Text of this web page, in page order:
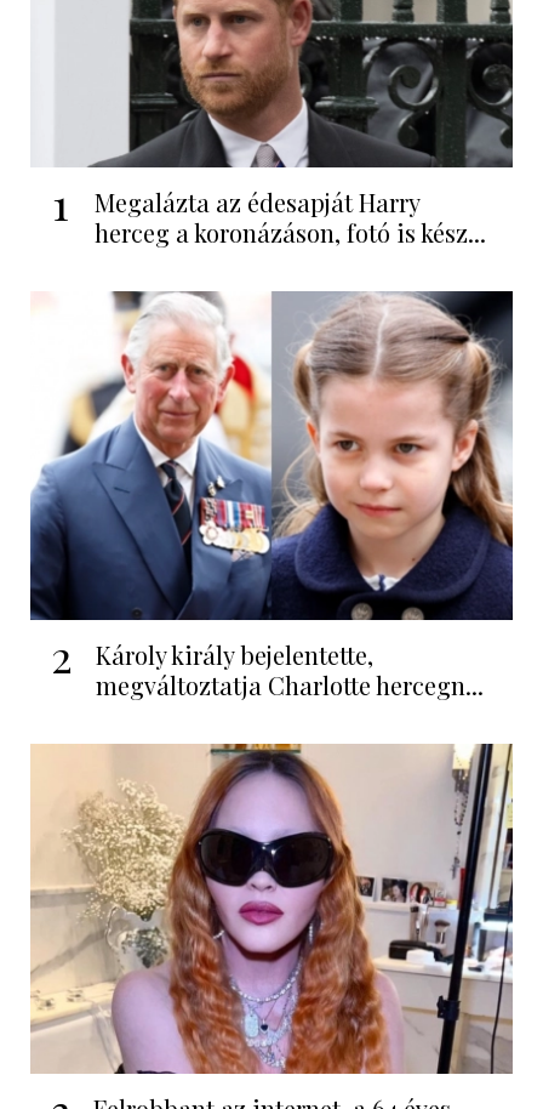
1
Megalázta az édesapját Harry
herceg a koronázáson, fotó is kész...
2
Károly király bejelentette,
megváltoztatja Charlotte hercegn...